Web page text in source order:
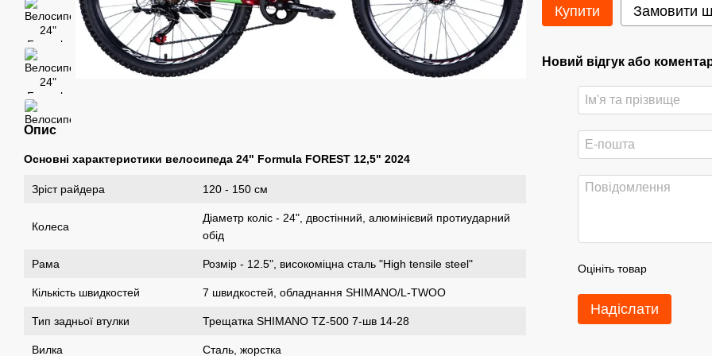
Опис
Основні характеристики велосипеда 24" Formula FOREST 12,5" 2024
Зріст райдера 120 - 150 см
Колеса
Діаметр коліс - 24", двостінний, алюмінієвий протиударний
обід
Рама Розмір - 12.5", високоміцна сталь "High tensile steel"
Кількість швидкостей 7 швидкостей, обладнання SHIMANO/L-TWOO
Тип задньої втулки Трещатка SHIMANO TZ-500 7-шв 14-28
Вилка Сталь, жорстка
Купити Замовити
Новий відгук або
Оцініть товар
Надіслати